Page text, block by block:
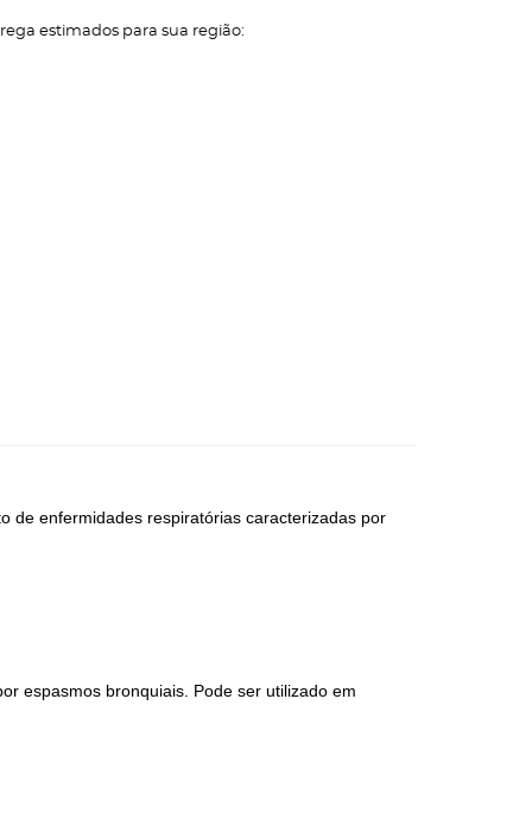
estimados para sua região:
de enfermidades respiratórias caracterizadas por
espasmos bronquiais. Pode ser utilizado em